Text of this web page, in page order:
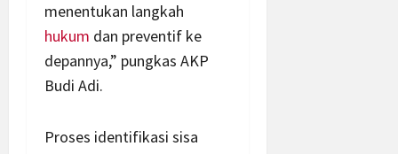
menentukan langkah
hukum dan preventif ke
depannya,” pungkas AKP
Budi Adi.
Proses identifikasi sisa